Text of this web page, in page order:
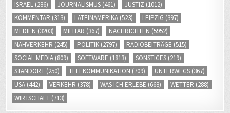
KOMMENTAR
(313) LATEINAMERIKA (523) LEIPZIG
MEDIEN(3203) MILITÄR(367) NACHRICHTEN(5952)
NAHVERKEHR(245) POLITIK (2797) RADIOBEITRÄGE
SOCIAL MEDIA (809) SOFTWARE(1813) SONSTIGES(219)
STANDORT(250) TELEKOMMUNIKATION (709) UNTERWEGS
USA(442) VERKEHR(378) WAS ICH ERLEBE (668) WETTER(288)
WIRTSCHAFT(713)